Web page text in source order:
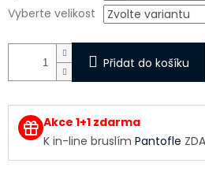
Vyberte velikost
Přidat do košíku
Akce 1+1 zdarma
K in-line bruslím Pantofle